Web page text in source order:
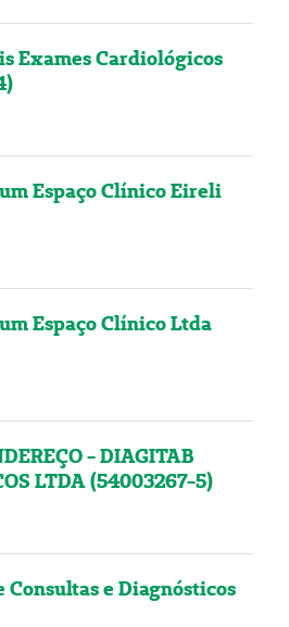
Exames Cardiológicos
Espaço Clínico Eireli
Espaço Clínico Ltda
- DIAGITAB
LTDA (54003267-5)
e Diagnósticos